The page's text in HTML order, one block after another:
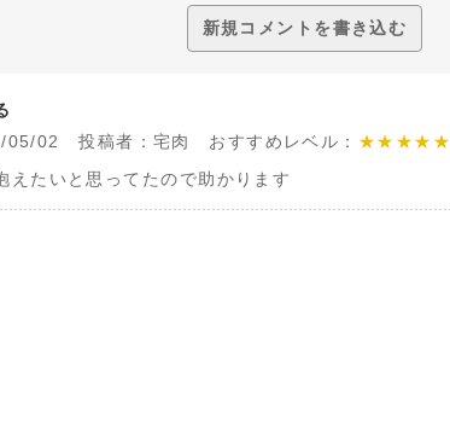
新規コメントを書き込む
05/02 投稿者：宅肉 おすすめレベル： ★★★★★
えたいと思ってたので助かります